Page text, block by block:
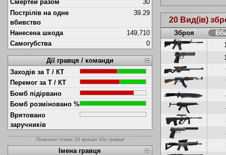
Смертей разом
30
Пострілів на одне
вбивство
39.29
Нанесена шкода
149,710
Самогубства
0
Дії гравця / команди
Заходів за Т / КТ
Перемог за Т / КТ
Бомб підірвано
Бомб розміновано %
Врятовано
заручників
Показані тільки 10 кращіх IDs гравця
Імена гравця
20 Вид(ів)
Зброя